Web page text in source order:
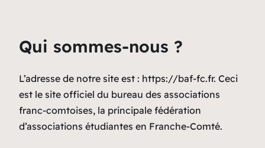
Qui sommes-nous ?
L’adresse de notre site est : https://baf-fc.fr. Ceci
est le site officiel du bureau des associations
franc-comtoises, la principale fédération
d’associations étudiantes en Franche-Comté.